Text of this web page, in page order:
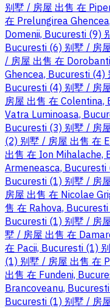
别墅 / 房屋 出售 在
在 Prelungirea
Domenii, Bucuresti (9)
Bucuresti (6) 别墅 / 房
/ 房屋 出售 在
Ghencea, Bucuresti (4)
Bucuresti (4) 别墅 / 房
房屋 出售 在 Colentina,
Vatra Luminoasa,
Bucuresti (3) 别墅 / 房
(2) 别墅 / 房屋 出售 在
出售 在 Ion Mihalache,
Armeneasca, Bucuresti
Bucuresti (1) 别墅 / 房
房屋 出售 在 Nicolae
售 在 Rahova,
Bucuresti (1) 别墅 / 房
墅 / 房屋 出售 在
在 Pacii, Bucuresti (1)
(1) 别墅 / 房屋 出售 在
出售 在 Fundeni,
Brancoveanu,
Bucuresti (1) 别墅 / 房